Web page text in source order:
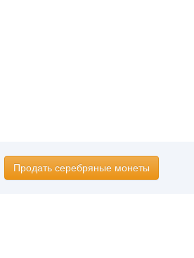
Продать серебряные монеты